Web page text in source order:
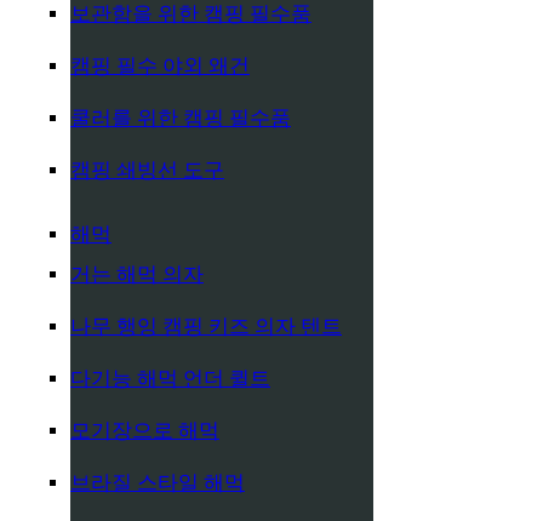
보관함을 위한 캠핑 필수품
캠핑 필수 야외 왜건
쿨러를 위한 캠핑 필수품
캠핑 쇄빙선 도구
해먹
거는 해먹 의자
나무 행잉 캠핑 키즈 의자 텐트
다기능 해먹 언더 퀼트
모기장으로 해먹
브라질 스타일 해먹